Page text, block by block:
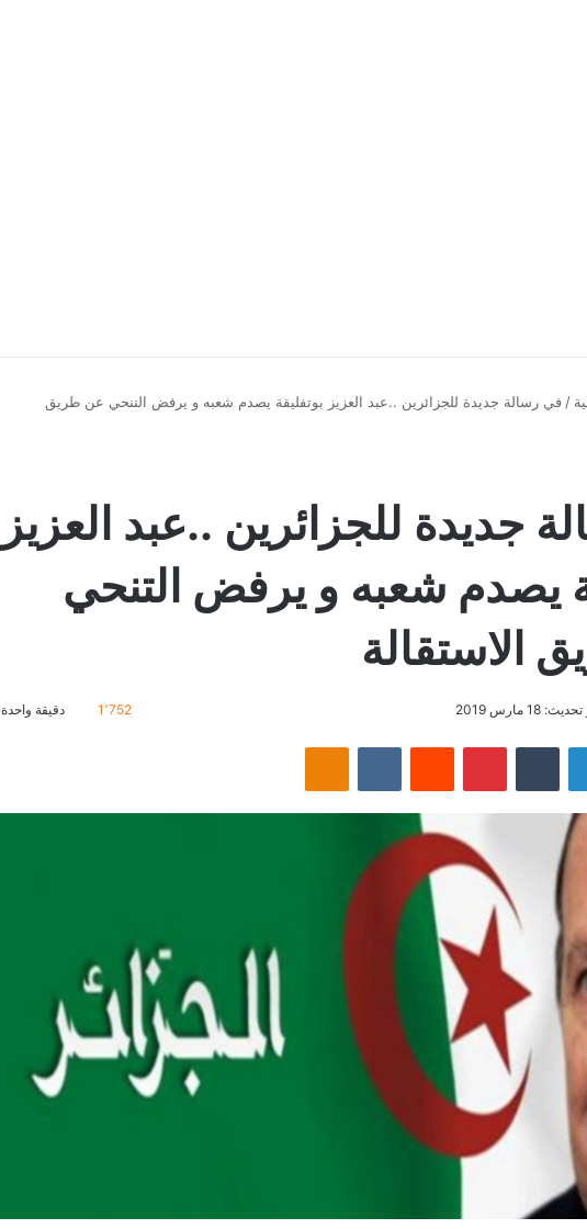
/ في رسالة جديدة للجزائرين ..عبد العزيز بوتفليقة يصدم شعبه و يرفض التنحي عن طريق
جديدة للجزائرين ..عبد العزيز
يصدم شعبه و يرفض التنحي
الاستقالة
18 مارس 2019 1٬752 دقيقة واحدة
لينكدإن بينتيريست